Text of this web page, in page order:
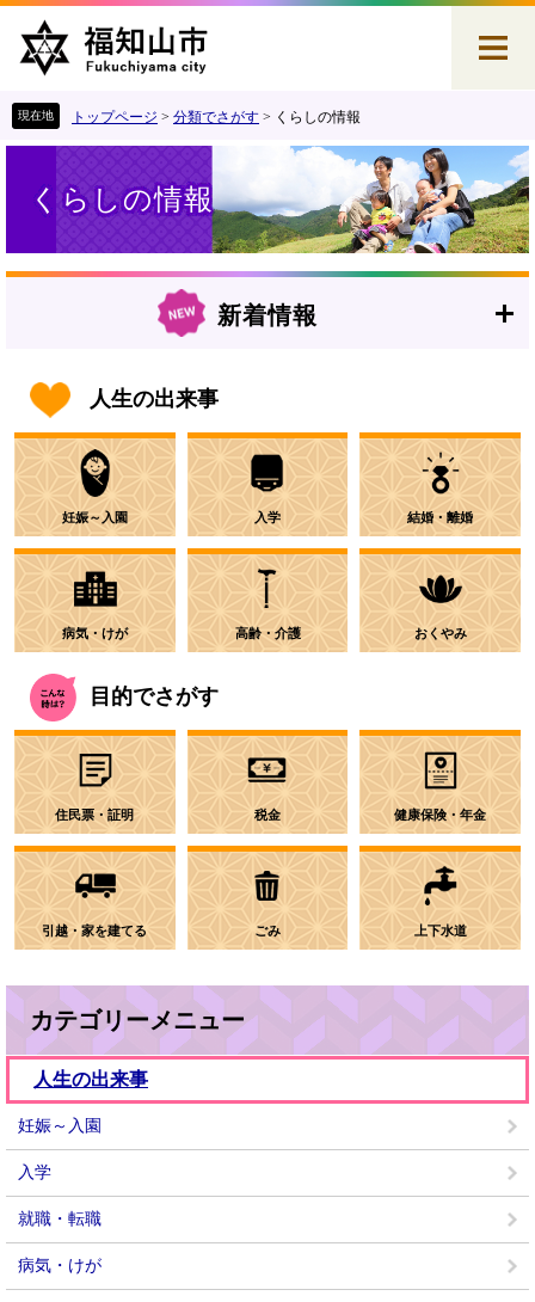
トップページ > 分類でさがす > くらしの情報
くらしの情報
新着情報
人生の出来事
妊娠～入園 入学 結婚・離婚
病気・けが 高齢・介護 おくやみ
目的でさがす
住民票・証明 税金 健康保険・年金
引越・家を建てる ごみ 上下水道
カテゴリーメニュー
人生の出来事
妊娠～入園
入学
就職・転職
病気・けが